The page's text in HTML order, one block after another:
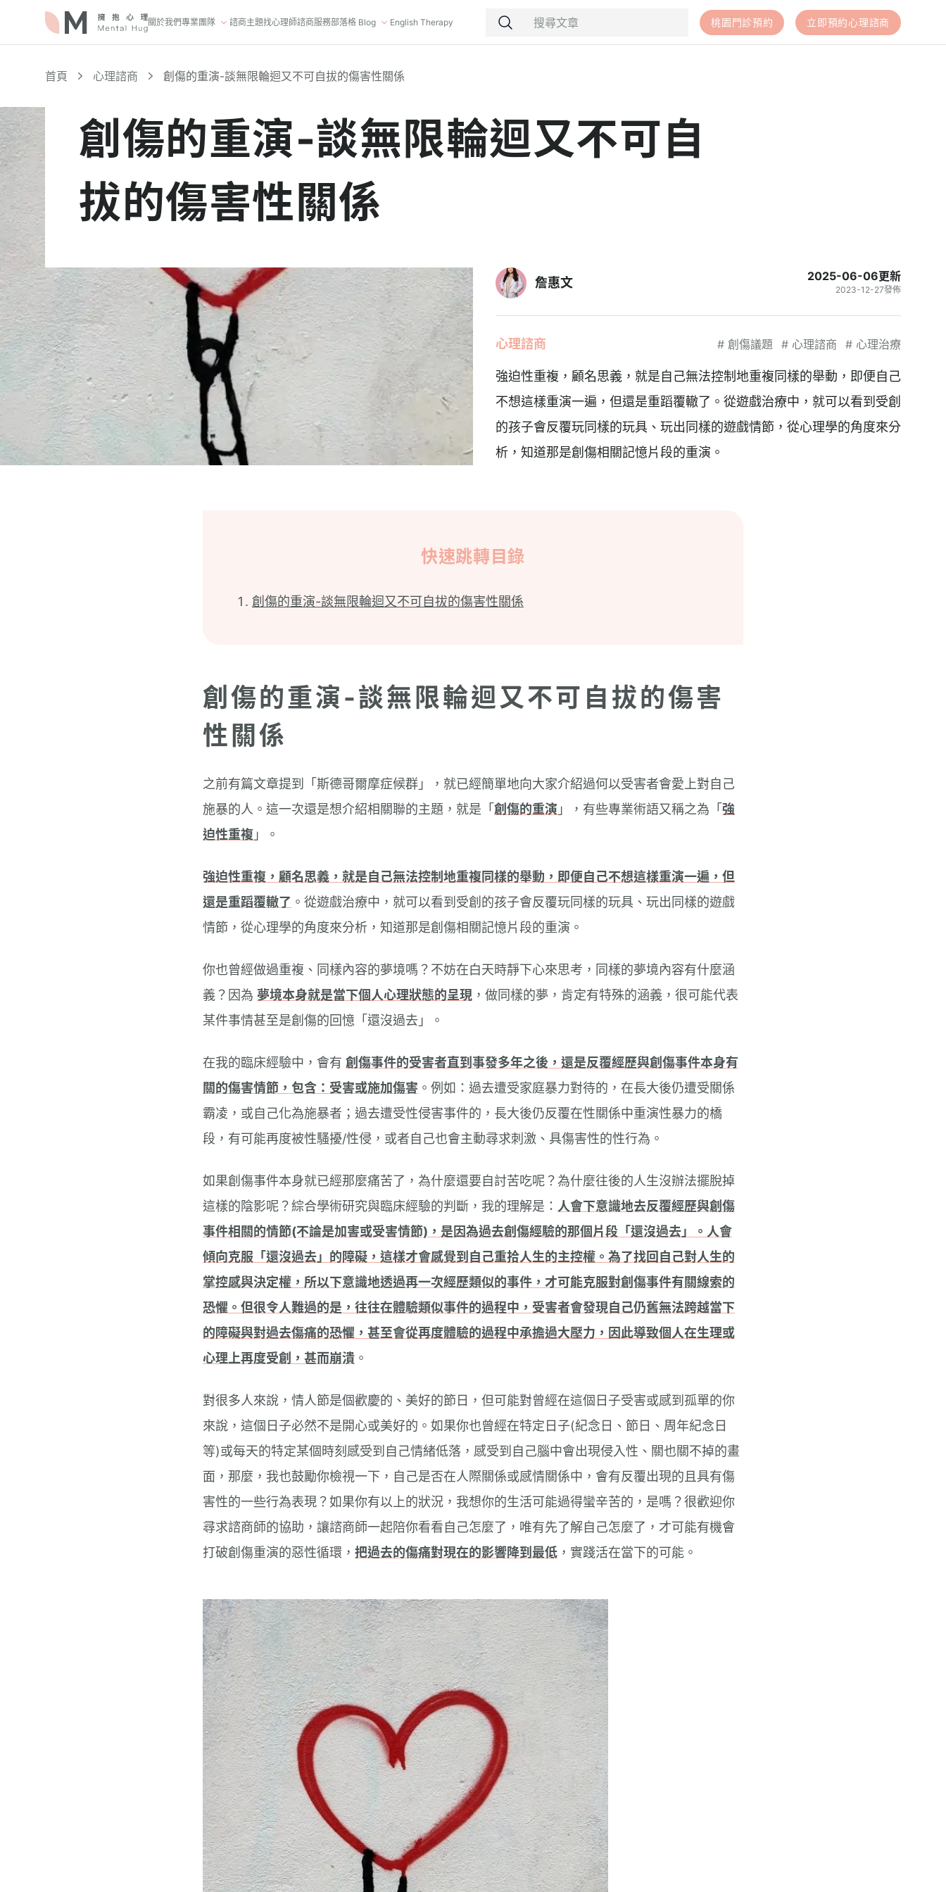
關於我們專業團隊 諮商主題找心理師諮商服務部落格 Blog English Therapy 桃園門診預約 立即預約心理諮商
首頁 心理諮商 創傷的重演-談無限輪迴又不可自拔的傷害性關係
創傷的重演-談無限輪迴又不可自
拔的傷害性關係
詹惠文 2025-06-06更新
2023-12-27發佈
心理諮商 # 創傷議題 # 心理諮商 # 心理治療
強迫性重複，顧名思義，就是自己無法控制地重複同樣的舉動，即便自己
不想這樣重演一遍，但還是重蹈覆轍了。從遊戲治療中，就可以看到受創
的孩子會反覆玩同樣的玩具、玩出同樣的遊戲情節，從心理學的角度來分
析，知道那是創傷相關記憶片段的重演。
快速跳轉目錄
創傷的重演-談無限輪迴又不可自拔的傷害性關係
創傷的重演-談無限輪迴又不可自拔的傷害
性關係
之前有篇文章提到「斯德哥爾摩症候群」，就已經簡單地向大家介紹過何以受害者會愛上對自己
施暴的人。這一次還是想介紹相關聯的主題，就是「 創傷的重演 」，有些專業術語又稱之為「 強
迫性重複 」。
強迫性重複，顧名思義，就是自己無法控制地重複同樣的舉動，即便自己不想這樣重演一遍，但
還是重蹈覆轍了 。從遊戲治療中，就可以看到受創的孩子會反覆玩同樣的玩具、玩出同樣的遊戲
情節，從心理學的角度來分析，知道那是創傷相關記憶片段的重演。
你也曾經做過重複、同樣內容的夢境嗎？不妨在白天時靜下心來思考，同樣的夢境內容有什麼涵
義？因為 夢境本身就是當下個人心理狀態的呈現 ，做同樣的夢，肯定有特殊的涵義，很可能代表
某件事情甚至是創傷的回憶「還沒過去」。
在我的臨床經驗中，會有 創傷事件的受害者直到事發多年之後，還是反覆經歷與創傷事件本身有
關的傷害情節，包含：受害或施加傷害 。例如：過去遭受家庭暴力對待的，在長大後仍遭受關係
霸凌，或自己化為施暴者；過去遭受性侵害事件的，長大後仍反覆在性關係中重演性暴力的橋
段，有可能再度被性騷擾/性侵，或者自己也會主動尋求刺激、具傷害性的性行為。
如果創傷事件本身就已經那麼痛苦了，為什麼還要自討苦吃呢？為什麼往後的人生沒辦法擺脫掉
這樣的陰影呢？綜合學術研究與臨床經驗的判斷，我的理解是： 人會下意識地去反覆經歷與創傷
事件相關的情節(不論是加害或受害情節)，是因為過去創傷經驗的那個片段「還沒過去」。人會
傾向克服「還沒過去」的障礙，這樣才會感覺到自己重拾人生的主控權。為了找回自己對人生的
掌控感與決定權，所以下意識地透過再一次經歷類似的事件，才可能克服對創傷事件有關線索的
恐懼。但很令人難過的是，往往在體驗類似事件的過程中，受害者會發現自己仍舊無法跨越當下
的障礙與對過去傷痛的恐懼，甚至會從再度體驗的過程中承擔過大壓力，因此導致個人在生理或
心理上再度受創，甚而崩潰 。
對很多人來說，情人節是個歡慶的、美好的節日，但可能對曾經在這個日子受害或感到孤單的你
來說，這個日子必然不是開心或美好的。如果你也曾經在特定日子(紀念日、節日、周年紀念日
等)或每天的特定某個時刻感受到自己情緒低落，感受到自己腦中會出現侵入性、關也關不掉的畫
面，那麼，我也鼓勵你檢視一下，自己是否在人際關係或感情關係中，會有反覆出現的且具有傷
害性的一些行為表現？如果你有以上的狀況，我想你的生活可能過得蠻辛苦的，是嗎？很歡迎你
尋求諮商師的協助，讓諮商師一起陪你看看自己怎麼了，唯有先了解自己怎麼了，才可能有機會
打破創傷重演的惡性循環， 把過去的傷痛對現在的影響降到最低 ，實踐活在當下的可能。